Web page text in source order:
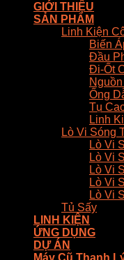
GIỚI THIỆU
SẢN PHẨM
Linh Kiện
Biến
Đầu
Đi-Ốt
Ống
Tụ
Linh
Lò Vi Sóng
Lò Vi
Lò Vi
Lò Vi
Lò Vi
Lò Vi
Tủ Sấy
LINH KIỆN
ỨNG DỤNG
DỰ ÁN